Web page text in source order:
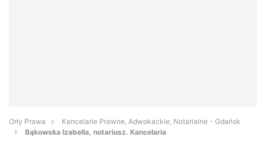
Orły Prawa
Kancelarie Prawne, Adwokackie, Notarialne - Gdańsk
Bąkowska Izabella, notariusz. Kancelaria